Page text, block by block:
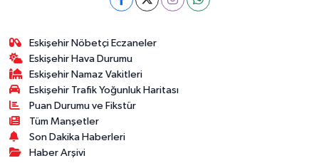
Eskişehir Nöbetçi Eczaneler
Eskişehir Hava Durumu
Eskişehir Namaz Vakitleri
Eskişehir Trafik Yoğunluk Haritası
Puan Durumu ve Fikstür
Tüm Manşetler
Son Dakika Haberleri
Haber Arşivi